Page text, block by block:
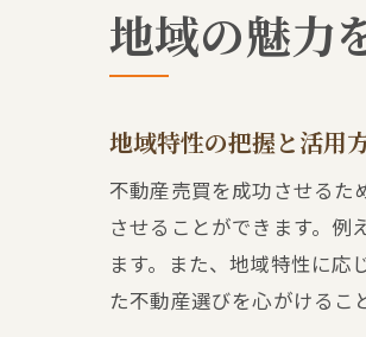
地域の魅力
地域特性の把握と活用
不動産売買を成功させるた
させることができます。例
ます。また、地域特性に
た不動産選びを心がけるこ